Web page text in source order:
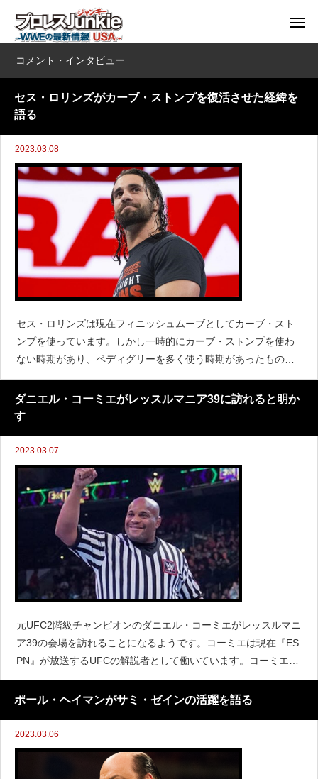
コメント・インタビュー
セス・ロリンズがカーブ・ストンプを復活させた経緯を
語る
2023.03.08
セス・ロリンズは現在フィニッシュムーブとしてカーブ・スト
ンプを使っています。しかし一時的にカーブ・ストンプを使わ
ない時期があり、ペディグリーを多く使う時期があったもの
の、2018年に復活させることになりました。ロリンズは『Fight
ful』のインタビューで、カーブ・ストンプを復活させ
ダニエル・コーミエがレッスルマニア39に訪れると明か
す
2023.03.07
元UFC2階級チャンピオンのダニエル・コーミエがレッスルマニ
ア39の会場を訪れることになるようです。コーミエは現在『ES
PN』が放送するUFCの解説者として働いています。コーミエは
『Sports Illustrated』のインタビューで、仕事でレッスルマニア
39を訪れることを明かにし
ポール・ヘイマンがサミ・ゼインの活躍を語る
2023.03.06